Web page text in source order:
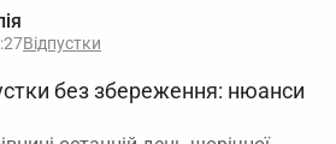
Відпустки
без збереження: нюанси